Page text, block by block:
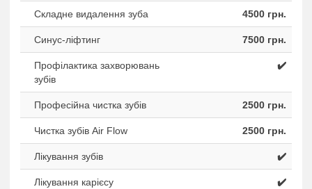
Складне видалення зуба 4500 грн.
Синус-ліфтинг 7500 грн.
Профілактика захворювань
зубів
✔️
Професійна чистка зубів 2500 грн.
Чистка зубів Air Flow 2500 грн.
Лікування зубів ✔️
Лікування карієсу ✔️